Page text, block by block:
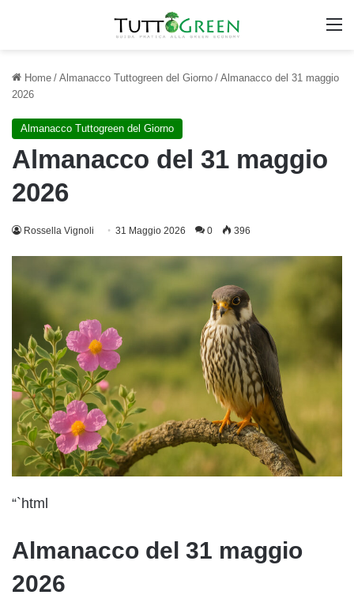
Home / Almanacco Tuttogreen del Giorno / Almanacco del 31 maggio
2026
Almanacco Tuttogreen del Giorno
Almanacco del 31 maggio
2026
Rossella Vignoli 31 Maggio 2026 0 396
“`html
Almanacco del 31 maggio
2026